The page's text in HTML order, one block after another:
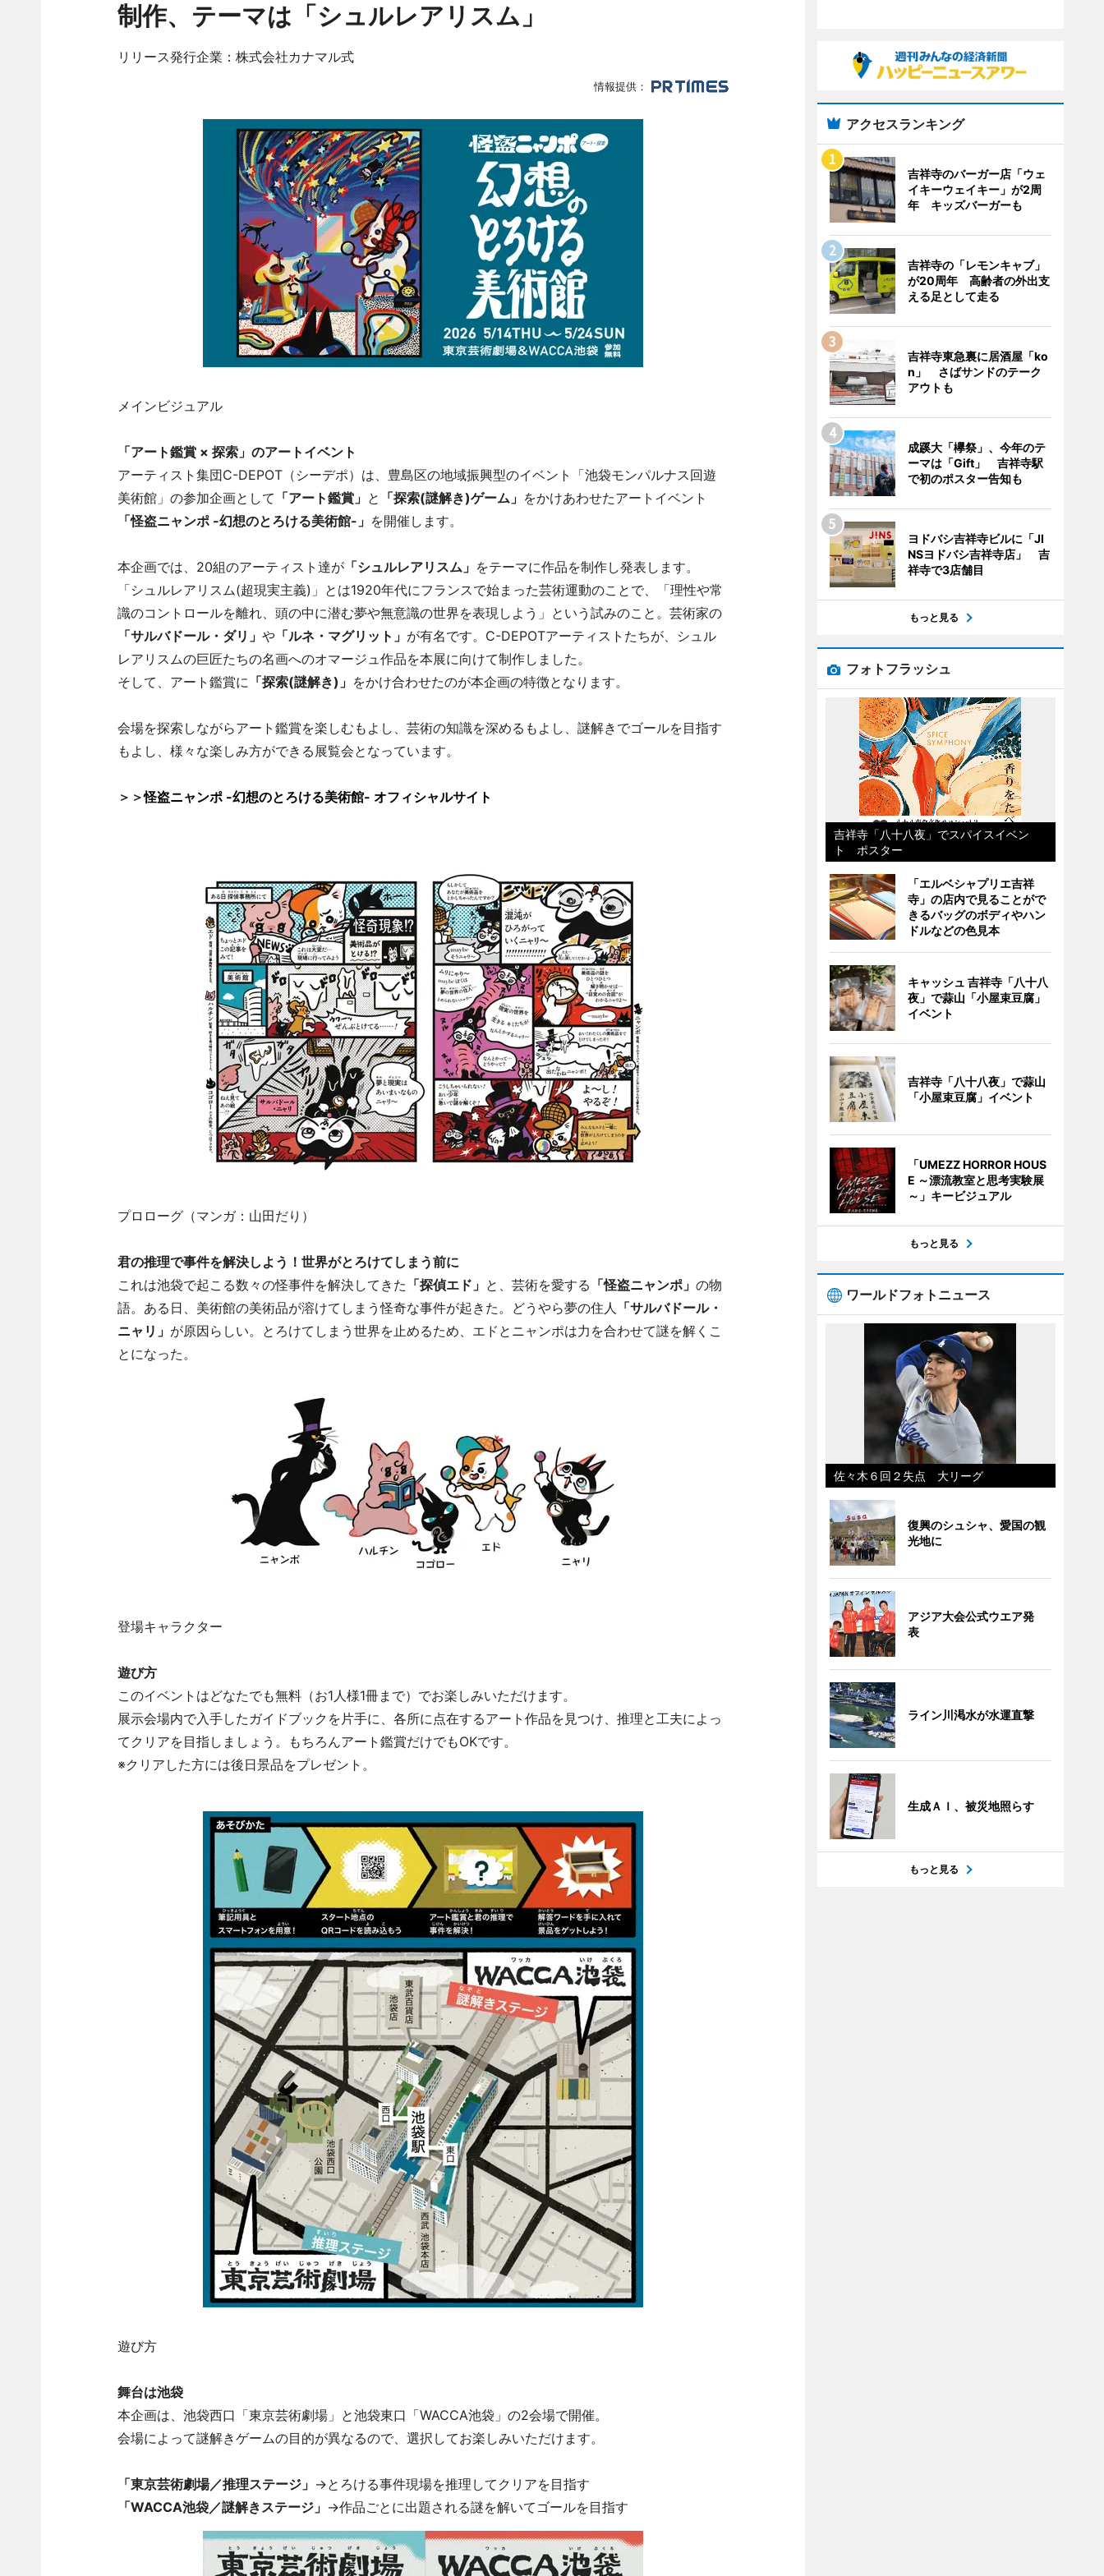
制作、テーマは「シュルレアリスム」
リリース発行企業：株式会社カナマル式
情報提供：
メインビジュアル
「アート鑑賞 × 探索」のアートイベント
アーティスト集団C-DEPOT（シーデポ）は、豊島区の地域振興型のイベント「池袋モンパルナス回遊
美術館」の参加企画として 「アート鑑賞」 と 「探索(謎解き)ゲーム」 をかけあわせたアートイベント
「怪盗ニャンポ -幻想のとろける美術館-」 を開催します。
本企画では、20組のアーティスト達が「シュルレアリスム」 をテーマに作品を制作し発表します。
「シュルレアリスム(超現実主義)」とは1920年代にフランスで始まった芸術運動のことで、「理性や常
識のコントロールを離れ、頭の中に潜む夢や無意識の世界を表現しよう」という試みのこと。芸術家の
「サルバドール・ダリ」 や「ルネ・マグリット」 が有名です。C-DEPOTアーティストたちが、シュル
レアリスムの巨匠たちの名画へのオマージュ作品を本展に向けて制作しました。
そして、アート鑑賞に 「探索(謎解き)」 をかけ合わせたのが本企画の特徴となります。
会場を探索しながらアート鑑賞を楽しむもよし、芸術の知識を深めるもよし、謎解きでゴールを目指す
もよし、様々な楽しみ方ができる展覧会となっています。
＞＞怪盗ニャンポ -幻想のとろける美術館- オフィシャルサイト
プロローグ（マンガ：山田だり）
君の推理で事件を解決しよう！世界がとろけてしまう前に
これは池袋で起こる数々の怪事件を解決してきた 「探偵エド」 と、芸術を愛する 「怪盗ニャンポ」 の物
語。ある日、美術館の美術品が溶けてしまう怪奇な事件が起きた。どうやら夢の住人 「サルバドール・
ニャリ」 が原因らしい。とろけてしまう世界を止めるため、エドとニャンポは力を合わせて謎を解くこ
とになった。
登場キャラクター
遊び方
このイベントはどなたでも無料（お1人様1冊まで）でお楽しみいただけます。
展示会場内で入手したガイドブックを片手に、各所に点在するアート作品を見つけ、推理と工夫によっ
てクリアを目指しましょう。もちろんアート鑑賞だけでもOKです。
※クリアした方には後日景品をプレゼント。
遊び方
舞台は池袋
本企画は、池袋西口「東京芸術劇場」と池袋東口「WACCA池袋」の2会場で開催。
会場によって謎解きゲームの目的が異なるので、選択してお楽しみいただけます。
「東京芸術劇場／推理ステージ」 →とろける事件現場を推理してクリアを目指す
「WACCA池袋／謎解きステージ」 →作品ごとに出題される謎を解いてゴールを目指す
アクセスランキング
吉祥寺のバーガー店「ウェ
イキーウェイキー」が2周
年 キッズバーガーも
吉祥寺の「レモンキャブ」
が20周年 高齢者の外出支
える足として走る
吉祥寺東急裏に居酒屋「ko
n」 さばサンドのテーク
アウトも
成蹊大「欅祭」、今年のテ
ーマは「Gift」 吉祥寺駅
で初のポスター告知も
ヨドバシ吉祥寺ビルに「JI
NSヨドバシ吉祥寺店」 吉
祥寺で3店舗目
もっと見る
フォトフラッシュ
吉祥寺「八十八夜」でスパイスイベン
ト ポスター
「エルベシャプリエ吉祥
寺」の店内で見ることがで
きるバッグのボディやハン
ドルなどの色見本
キャッシュ 吉祥寺「八十八
夜」で蒜山「小屋束豆腐」
イベント
吉祥寺「八十八夜」で蒜山
「小屋束豆腐」イベント
「UMEZZ HORROR HOUS
E ～漂流教室と思考実験展
～」キービジュアル
もっと見る
ワールドフォトニュース
佐々木６回２失点 大リーグ
復興のシュシャ、愛国の観
光地に
アジア大会公式ウエア発
表
ライン川渇水が水運直撃
生成ＡＩ、被災地照らす
もっと見る